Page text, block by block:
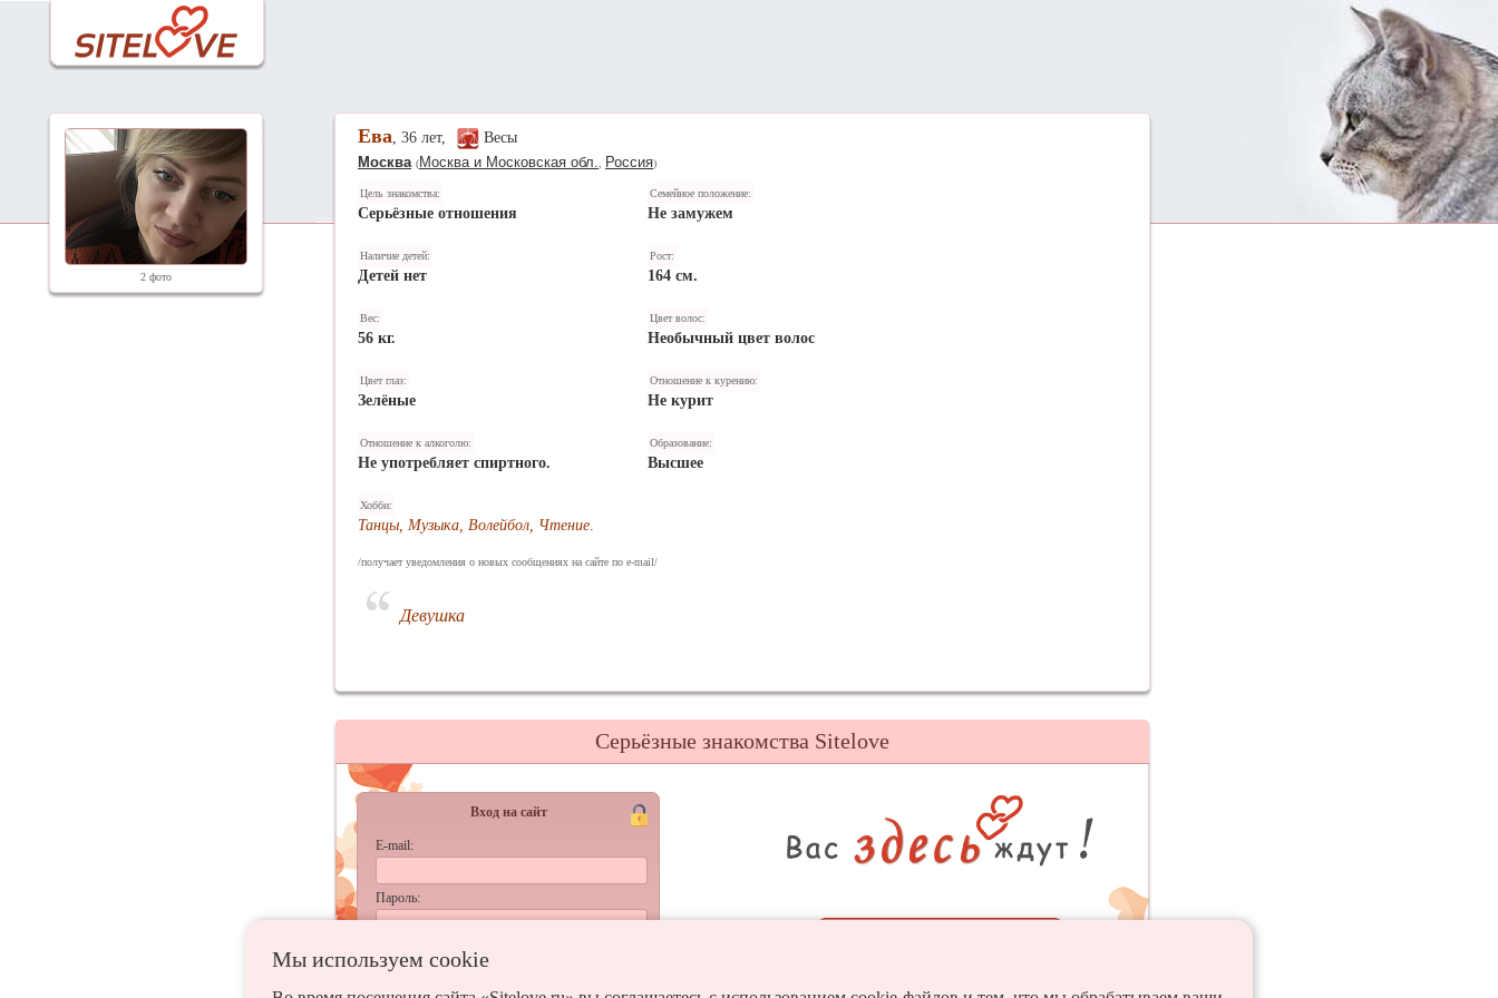
2 фото
Ева, 36 лет,
Весы
Москва (Москва и Московская обл. Россия)
Цель знакомства:
Серьёзные отношения
Семейное положение:
Не замужем
Наличие детей:
Детей нет
Рост:
164 см.
Вес:
56 кг.
Цвет волос:
Необычный цвет волос
Цвет глаз:
Зелёные
Отношение к курению:
Не курит
Отношение к алкоголю:
Не употребляет спиртного.
Образование:
Высшее
Хобби:
Танцы, Музыка, Волейбол, Чтение.
/получает уведомления о новых сообщениях на сайте по e-mail/
Девушка
Мы используем сookie
Серьёзные знакомства Sitelove
Вход на сайт
E-mail:
Пароль: